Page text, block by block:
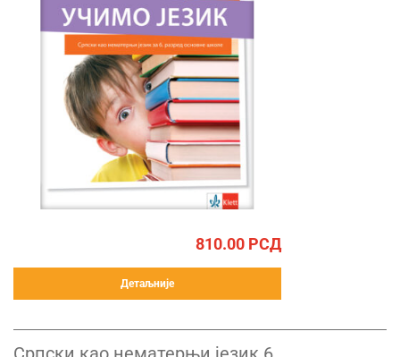
810.00 РСД
Детаљније